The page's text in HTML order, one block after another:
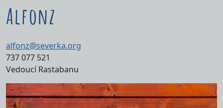
Alfonz
alfonz@severka.org
737 077 521
Vedoucí Rastabanu